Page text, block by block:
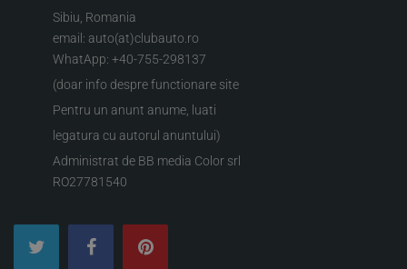
Sibiu, Romania
email: auto(at)clubauto.ro
WhatApp: +40-755-298137
(doar info despre functionare site
Pentru un anunt anume, luati
legatura cu autorul anuntului)
Administrat de BB media Color srl
RO27781540